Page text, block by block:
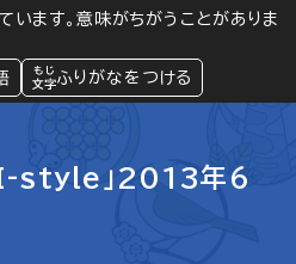
います。意味がちがうことがありま
ふりがなをつける
閲覧支援
緊急情報
I-style」2013年6